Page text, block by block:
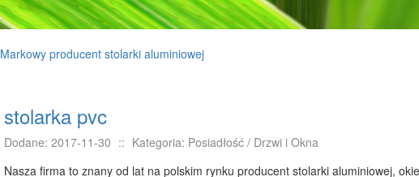
Markowy producent stolarki aluminiowej
stolarka pvc
Dodane: 2017-11-30 :: Kategoria: Posiadłość / Drzwi i Okna
Nasza firma to znany od lat na polskim rynku producent stolarki aluminiowej,